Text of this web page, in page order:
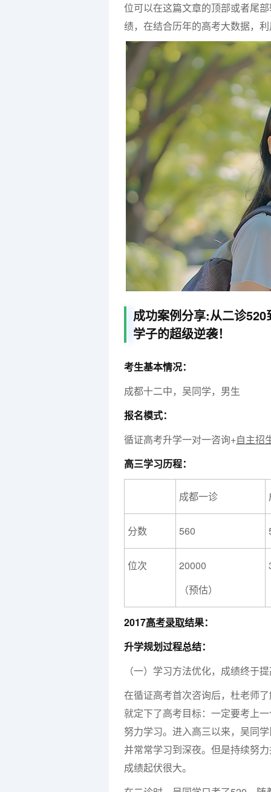
位可以在这篇文章的顶部或者尾部
绩，在结合历年的高考大数据，
成功案例分享:从二诊520
学子的超级逆袭！
考生基本情况：
成都十二中，吴同学，男生
报名模式：
循证高考升学一对一咨询+自主招
高三学习历程：
成都一诊
分数 560
位次
20000
（预估）
2017高考录取结果：
升学规划过程总结：
（一）学习方法优化，成绩终于
在循证高考首次咨询后，杜老师
就定下了高考目标：一定要考上
努力学习。进入高三以来，吴同
并常常学习到深夜。但是持续努
成绩起伏很大。